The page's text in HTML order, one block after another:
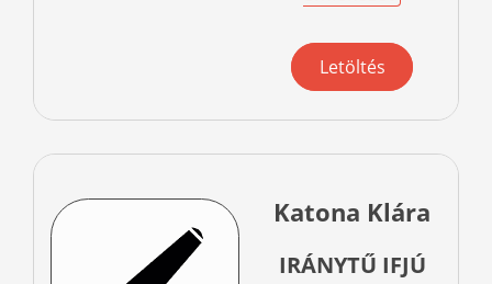
Letöltés
Katona Klára
IRÁNYTŰ IFJÚ